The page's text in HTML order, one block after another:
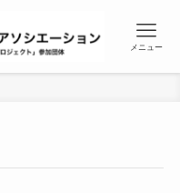
メニュー